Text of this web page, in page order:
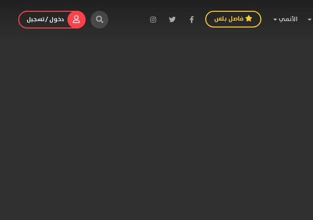
الأنمي فاصل بلس دخول / تسجيل